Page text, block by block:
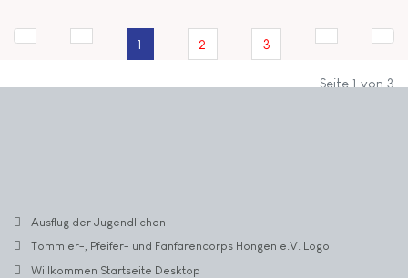
1 2 3
Seite 1 von 3
Ausflug der Jugendlichen
Tommler-, Pfeifer- und Fanfarencorps Höngen e.V. Logo
Willkommen Startseite Desktop